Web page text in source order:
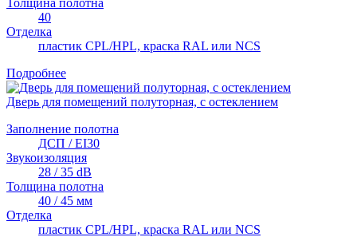
40
Отделка
пластик CPL/HPL, краска RAL или NCS
Подробнее
Дверь для помещений полуторная, с остеклением
Заполнение полотна
ДСП / EI30
Звукоизоляция
28 / 35 dB
Толщина полотна
40 / 45 мм
Отделка
пластик CPL/HPL, краска RAL или NCS